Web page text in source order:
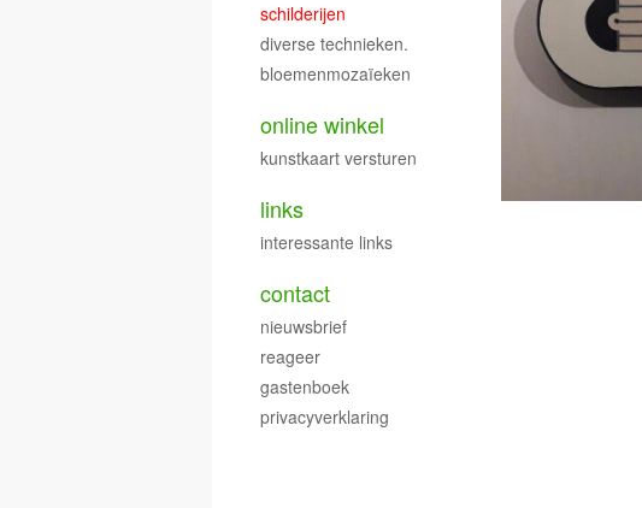
schilderijen
diverse technieken.
bloemenmozaïeken
online winkel
kunstkaart versturen
links
interessante links
contact
nieuwsbrief
reageer
gastenboek
privacyverklaring